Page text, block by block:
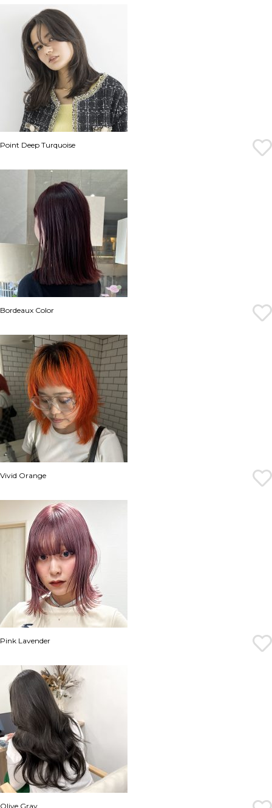
Point Deep Turquoise
Bordeaux Color
Vivid Orange
Pink Lavender
Olive Gray